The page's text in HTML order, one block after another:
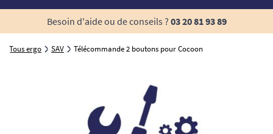
Besoin d'aide ou de conseils ? 03 20 81 93 89
Tous ergo SAV Télécommande 2 boutons pour Cocoon